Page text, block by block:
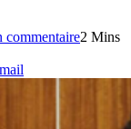
commentaire2 Mins